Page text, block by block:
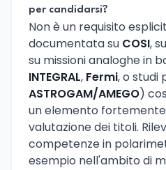
per candidarsi?
Non è un requisito
documentata su COSI,
su missioni analoghe in
INTEGRAL, Fermi, o studi
ASTROGAM/AMEGO)
un elemento
valutazione dei titoli.
competenze in
esempio nell'ambito di